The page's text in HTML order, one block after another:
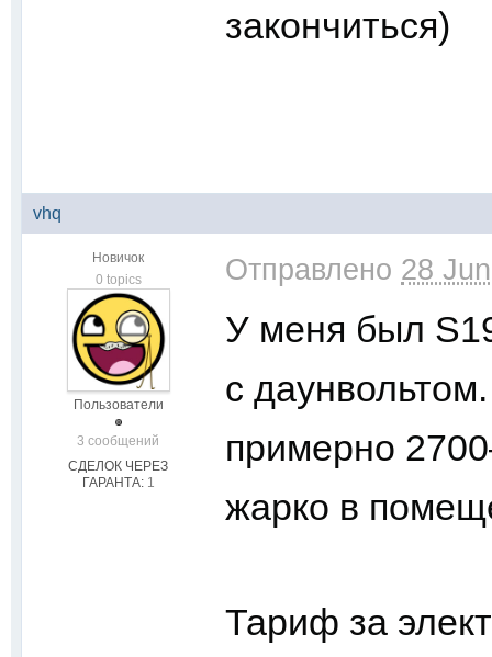
закончиться)
vhq
Новичок
0 topics
Пользователи
3 сообщений
СДЕЛОК ЧЕРЕЗ
ГАРАНТА: 1
Отправлено 28
У меня был
с
примерно
жарко в
Тариф за